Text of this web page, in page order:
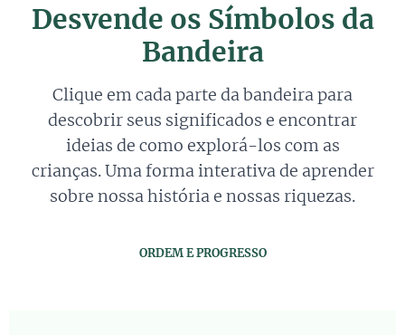
Desvende os Símbolos da
Bandeira
Clique em cada parte da bandeira para
descobrir seus significados e encontrar
ideias de como explorá-los com as
crianças. Uma forma interativa de aprender
sobre nossa história e nossas riquezas.
ORDEM E PROGRESSO